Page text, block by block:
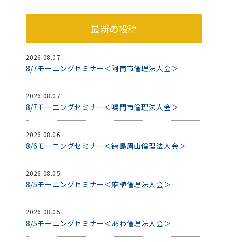
最新の投稿
2026.08.07
8/7モーニングセミナー＜阿南市倫理法人会＞
2026.08.07
8/7モーニングセミナー＜鳴門市倫理法人会＞
2026.08.06
8/6モーニングセミナー＜徳島眉山倫理法人会＞
2026.08.05
8/5モーニングセミナー＜麻植倫理法人会＞
2026.08.05
8/5モーニングセミナー＜あわ倫理法人会＞